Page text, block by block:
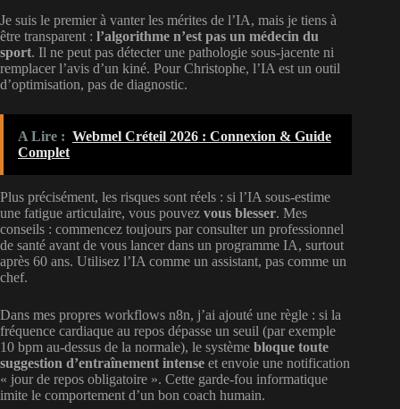
Je suis le premier à vanter les mérites de l’IA, mais je tiens à
être transparent : l’algorithme n’est pas un médecin du
sport. Il ne peut pas détecter une pathologie sous-jacente ni
remplacer l’avis d’un kiné. Pour Christophe, l’IA est un outil
d’optimisation, pas de diagnostic.
A Lire : Webmel Créteil 2026 : Connexion & Guide
Complet
Plus précisément, les risques sont réels : si l’IA sous-estime
une fatigue articulaire, vous pouvez vous blesser. Mes
conseils : commencez toujours par consulter un professionnel
de santé avant de vous lancer dans un programme IA, surtout
après 60 ans. Utilisez l’IA comme un assistant, pas comme un
chef.
Dans mes propres workflows n8n, j’ai ajouté une règle : si la
fréquence cardiaque au repos dépasse un seuil (par exemple
10 bpm au-dessus de la normale), le système bloque toute
suggestion d’entraînement intense et envoie une notification
« jour de repos obligatoire ». Cette garde-fou informatique
imite le comportement d’un bon coach humain.